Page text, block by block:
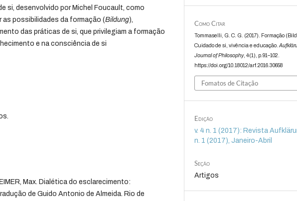
si, desenvolvido por Michel Foucault, como
as possibilidades da formação (Bildung),
das práticas de si, que privilegiam a formação
e na consciência de si
Max. Dialética do esclarecimento:
de Guido Antonio de Almeida. Rio de
Como Citar
Tommaselli, G. C. G. (2017). Formação
Cuidado de si, vivência e educação.
Journal of Philosophy,4(1), p.91–102.
https://doi.org/10.18012/arf.2016.30658
Fomatos de Citação
Edição
v. 4 n. 1 (2017): Revista
n. 1 (2017), Janeiro-Abril
Seção
Artigos